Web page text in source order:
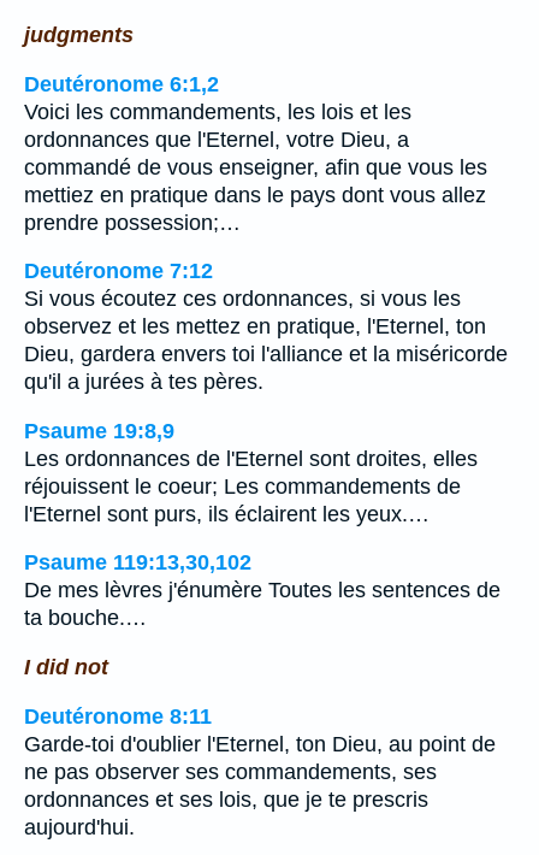
judgments
Deutéronome 6:1,2
Voici les commandements, les lois et les
ordonnances que l'Eternel, votre Dieu, a
commandé de vous enseigner, afin que vous les
mettiez en pratique dans le pays dont vous allez
prendre possession;…
Deutéronome 7:12
Si vous écoutez ces ordonnances, si vous les
observez et les mettez en pratique, l'Eternel, ton
Dieu, gardera envers toi l'alliance et la miséricorde
qu'il a jurées à tes pères.
Psaume 19:8,9
Les ordonnances de l'Eternel sont droites, elles
réjouissent le coeur; Les commandements de
l'Eternel sont purs, ils éclairent les yeux.…
Psaume 119:13,30,102
De mes lèvres j'énumère Toutes les sentences de
ta bouche.…
I did not
Deutéronome 8:11
Garde-toi d'oublier l'Eternel, ton Dieu, au point de
ne pas observer ses commandements, ses
ordonnances et ses lois, que je te prescris
aujourd'hui.